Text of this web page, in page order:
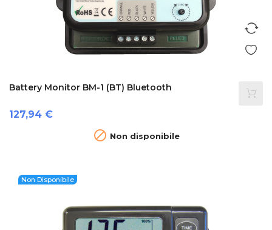
Battery Monitor BM-1 (BT) Bluetooth
Prezzo
127,94 €
 Non disponibile
Non Disponibile